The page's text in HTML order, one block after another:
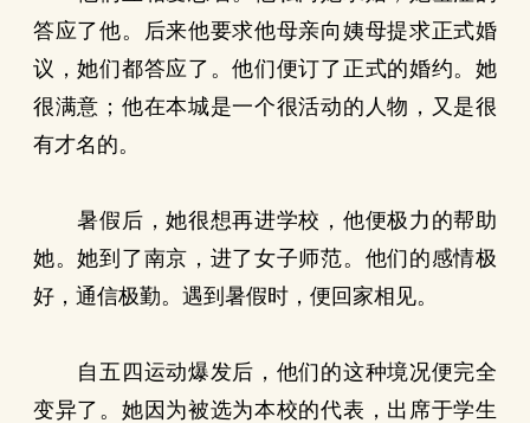
答应了他。后来他要求他母亲向姨母提求正式婚
议，她们都答应了。他们便订了正式的婚约。她
很满意；他在本城是一个很活动的人物，又是很
有才名的。
暑假后，她很想再进学校，他便极力的帮助
她。她到了南京，进了女子师范。他们的感情极
好，通信极勤。遇到暑假时，便回家相见。
自五四运动爆发后，他们的这种境况便完全
变异了。她因为被选为本校的代表，出席于学生